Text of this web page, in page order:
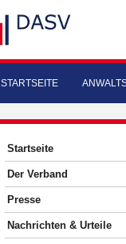
STARTSEITE
Startseite
Der Verband
Presse
Nachrichten & Urteile